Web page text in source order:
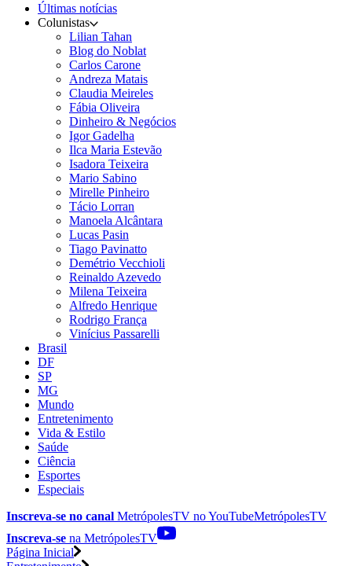
Últimas notícias
Colunistas
Lilian Tahan
Blog do Noblat
Carlos Carone
Andreza Matais
Claudia Meireles
Fábia Oliveira
Dinheiro & Negócios
Igor Gadelha
Ilca Maria Estevão
Isadora Teixeira
Mario Sabino
Mirelle Pinheiro
Tácio Lorran
Manoela Alcântara
Lucas Pasin
Tiago Pavinatto
Demétrio Vecchioli
Reinaldo Azevedo
Milena Teixeira
Alfredo Henrique
Rodrigo França
Vinícius Passarelli
Brasil
DF
SP
MG
Mundo
Entretenimento
Vida & Estilo
Saúde
Ciência
Esportes
Especiais
Inscreva-se no canal MetrópolesTV noYouTubeMetrópolesTV
Inscreva-se na MetrópolesTV
Página Inicial